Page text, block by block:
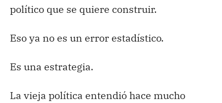
político que se quiere construir.
Eso ya no es un error estadístico.
Es una estrategia.
La vieja política entendió hace mucho